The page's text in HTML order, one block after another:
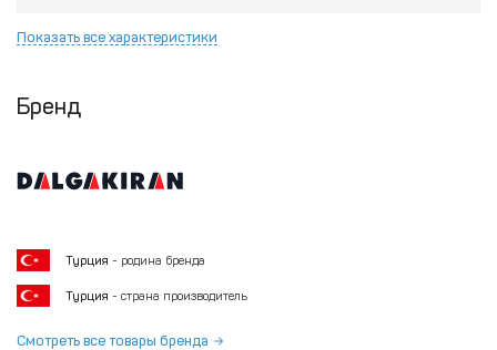
Показать все характеристики
Бренд
Турция - родина бренда
Турция - страна производитель
Смотреть все товары бренда